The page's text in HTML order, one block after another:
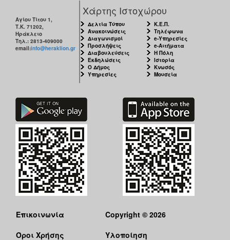
Αγίου Τίτου 1,
Τ.Κ. 71202,
Ηράκλειο
Τηλ.: 2813-409000
email:info@heraklion.gr
Χάρτης Ιστοχώρου
Δελτία Τύπου
Ανακοινώσεις
Διαγωνισμοί
Προσλήψεις
Διαβουλεύσεις
Εκδηλώσεις
Ο Δήμος
Υπηρεσίες
Κ.Ε.Π.
Τηλέφωνα
e-Υπηρεσίες
e-Αιτήματα
Η Πόλη
Ιστορία
Κνωσός
Μουσεία
Επικοινωνία
Όροι Χρήσης
Copyright © 2026
Υλοποίηση